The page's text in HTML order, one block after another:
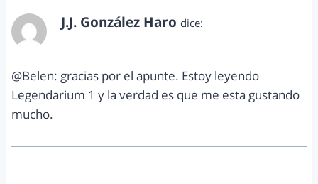
J.J. González Haro dice:
@Belen: gracias por el apunte. Estoy leyendo
Legendarium 1 y la verdad es que me esta gustando
mucho.